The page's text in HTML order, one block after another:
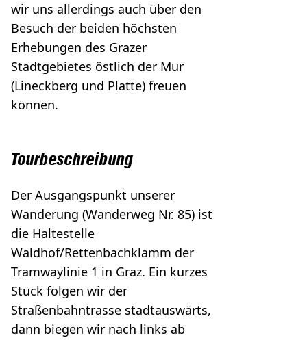
wir uns allerdings auch über den
Besuch der beiden höchsten
Erhebungen des Grazer
Stadtgebietes östlich der Mur
(Lineckberg und Platte) freuen
können.
Tourbeschreibung
Der Ausgangspunkt unserer
Wanderung (Wanderweg Nr. 85) ist
die Haltestelle
Waldhof/Rettenbachklamm der
Tramwaylinie 1 in Graz. Ein kurzes
Stück folgen wir der
Straßenbahntrasse stadtauswärts,
dann biegen wir nach links ab